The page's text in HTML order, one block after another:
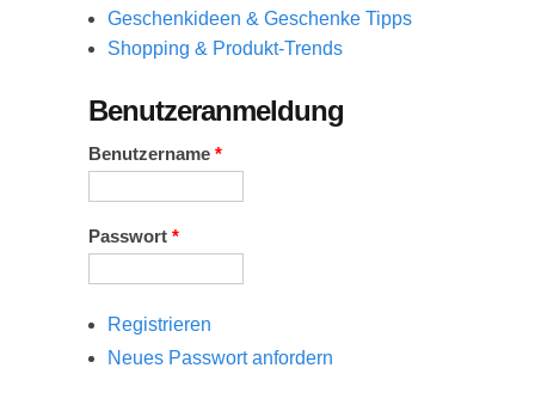
Geschenkideen & Geschenke Tipps
Shopping & Produkt-Trends
Benutzeranmeldung
Benutzername *
Passwort *
Registrieren
Neues Passwort anfordern